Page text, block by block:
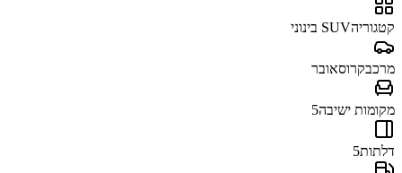
קטגוריהSUV בינוני
מרכבקרוסאובר
מקומות ישיבה5
דלתות5